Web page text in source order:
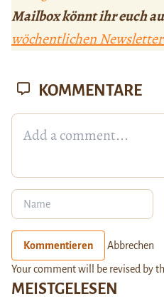
Mailbox könnt ihr euch
wöchentlichen
MEISTGELESEN
KOMMENTARE
Kommentieren Abbrechen
Your comment will be revised by